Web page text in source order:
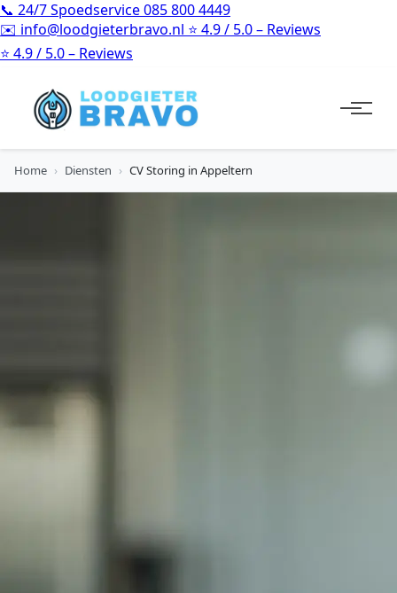
📞 24/7 Spoedservice085 800 4449
✉️ info@loodgieterbravo.nl ⭐ 4.9 / 5.0 – Reviews
⭐ 4.9 / 5.0 – Reviews
Home › Diensten › CV Storing in Appeltern